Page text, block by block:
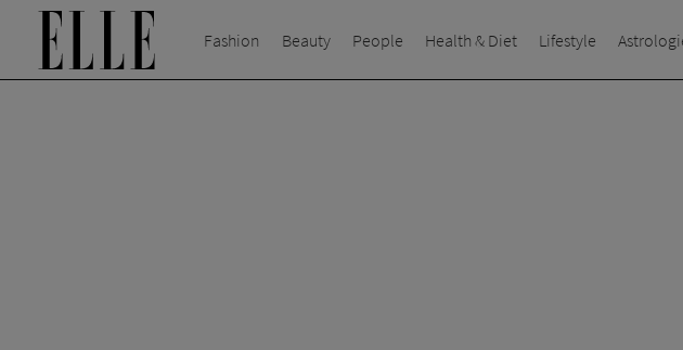
Fashion Beauty People Health & Diet Lifestyle